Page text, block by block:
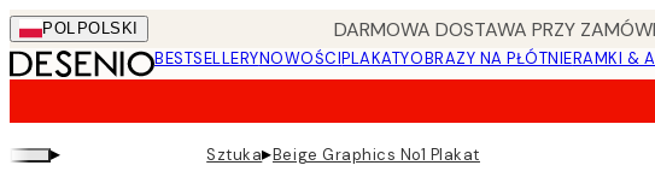
Skip
to
main
POL POLSKI DARMOWA DOSTAWA PRZY
BESTSELLERYNOWOŚCIPLAKATYOBRAZY NA PŁÓTNIERAMKI &
▸ Sztuka▸Beige Graphics No1 Plakat